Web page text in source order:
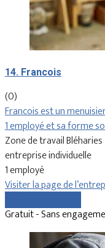
14. Francois
(0)
Francois est un
1 employé et sa forme
Zone de travail Bléharies
entreprise individuelle
1 employé
Visiter la page de
Gratuit - Sans